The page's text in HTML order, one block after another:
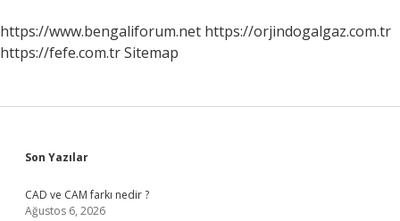
https://www.bengaliforum.net https://orjindogalgaz.com.tr
https://fefe.com.trSitemap
Sidebar
Son Yazılar
CAD ve CAM farkı nedir ?
Ağustos 6, 2026